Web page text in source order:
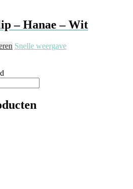
– Hanae – Wit
Snelle weergave